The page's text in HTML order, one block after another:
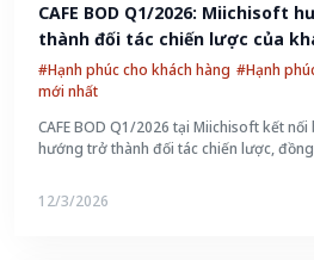
CAFE BOD Q1/2026: Miichisoft
thành đối tác chiến lược của
#Hạnh phúc cho khách hàng #Hạnh
mới nhất
CAFE BOD Q1/2026 tại Miichisoft kết
hướng trở thành đối tác chiến lược,
12/3/2026